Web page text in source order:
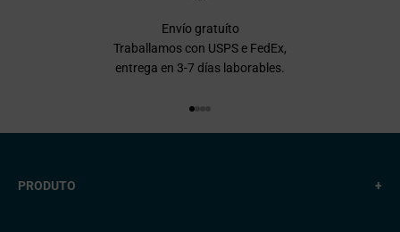
Envío gratuíto
Traballamos con USPS e FedEx,
entrega en 3-7 días laborables.
PRODUTO +